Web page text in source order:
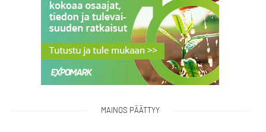
MAINOS PÄÄTTYY